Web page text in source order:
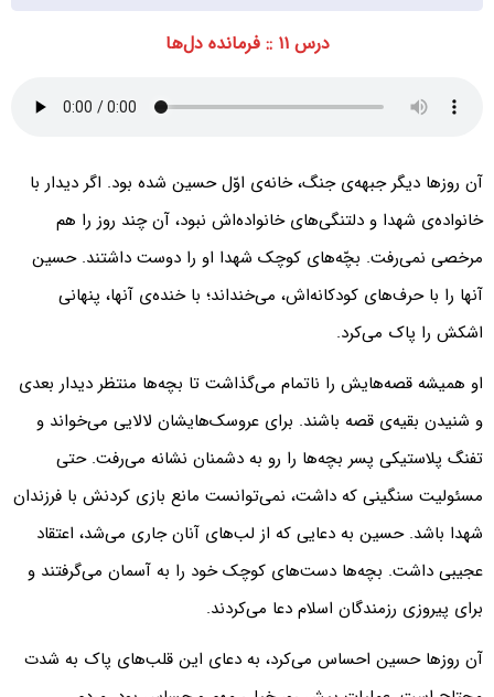
درس ۱۱ :: فرمانده دل‌ها
آن روزها دیگر جبهه‌ی جنگ، خانه‌ی اوّل حسین شده بود. اگر دیدار با
خانواده‌ی شهدا و دلتنگی‌های خانواده‌اش نبود، آن چند روز را هم
مرخصی نمی‌رفت. بچّه‌های کوچک شهدا او را دوست داشتند. حسین
آنها را با حرف‌های کودکانه‌اش، می‌خنداند؛ با خنده‌ی آنها، پنهانی
اشکش را پاک می‌کرد.
او همیشه قصه‌هایش را ناتمام می‌گذاشت تا بچه‌ها منتظر دیدار بعدی
و شنیدن بقیه‌ی قصه باشند. برای عروسک‌هایشان لالایی می‌خواند و
تفنگ پلاستیکی پسر بچه‌ها را رو به دشمنان نشانه می‌رفت. حتی
مسئولیت سنگینی که داشت، نمی‌توانست مانع بازی کردنش با فرزندان
شهدا باشد. حسین به دعایی که از لب‌های آنان جاری می‌شد، اعتقاد
عجیبی داشت. بچه‌ها دست‌های کوچک خود را به آسمان می‌گرفتند و
برای پیروزی رزمندگان اسلام دعا می‌کردند.
آن روزها حسین احساس می‌کرد، به دعای این قلب‌های پاک به شدت